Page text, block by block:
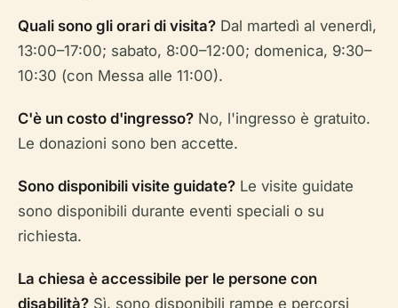
Quali sono gli orari di visita? Dal martedì al venerdì,
13:00–17:00; sabato, 8:00–12:00; domenica, 9:30–
10:30 (con Messa alle 11:00).
C'è un costo d'ingresso? No, l'ingresso è gratuito.
Le donazioni sono ben accette.
Sono disponibili visite guidate? Le visite guidate
sono disponibili durante eventi speciali o su
richiesta.
La chiesa è accessibile per le persone con
disabilità? Sì, sono disponibili rampe e percorsi